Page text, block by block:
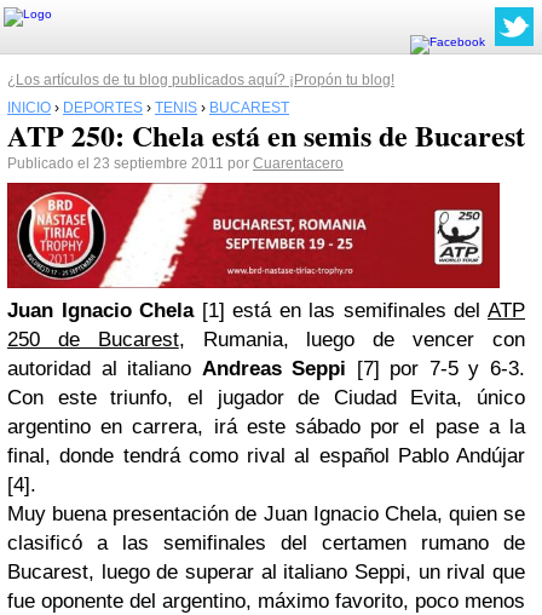
¿Los artículos de tu blog publicados aquí? ¡Propón tu blog!
INICIO › DEPORTES › TENIS › BUCAREST
ATP 250: Chela está en semis de Bucarest
Publicado el 23 septiembre 2011 por Cuarentacero
Juan Ignacio Chela[1] está en las semifinales delATP
250 de Bucarest, Rumania, luego de vencer con
autoridad al italiano Andreas Seppi [7] por 7-5 y 6-3.
Con este triunfo, el jugador de Ciudad Evita, único
argentino en carrera, irá este sábado por el pase a la
final, donde tendrá como rival al español Pablo Andújar
[4].
Muy buena presentación de Juan Ignacio Chela, quien se
clasificó a las semifinales del certamen rumano de
Bucarest, luego de superar al italiano Seppi, un rival que
fue oponente del argentino, máximo favorito, poco menos